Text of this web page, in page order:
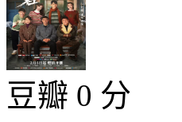
豆瓣 0 分